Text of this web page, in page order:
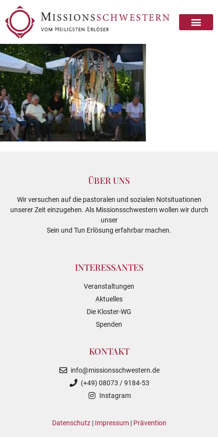
ÜBER UNS
Wir versuchen auf die pastoralen und sozialen Notsituationen
unserer Zeit einzugehen. Als Missionsschwestern wollen wir durch
unser
Sein und Tun Erlösung erfahrbar machen.
INTERESSANTES
Veranstaltungen
Aktuelles
Die Kloster-WG
Spenden
KONTAKT
info@missionsschwestern.de
(+49) 08073 / 9184-53
Instagram
Datenschutz| Impressum| Prävention